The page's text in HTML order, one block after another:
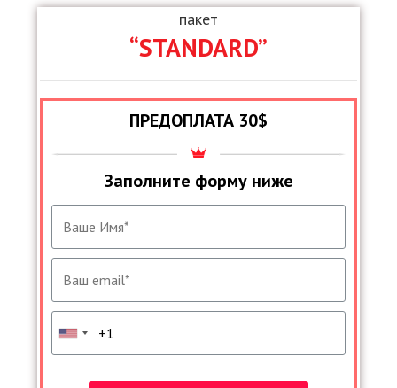
пакет
“STANDARD”
ПРЕДОПЛАТА 30$
Заполните форму ниже